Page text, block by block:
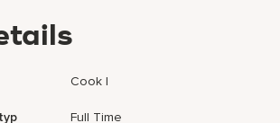
Cook I
Full Time